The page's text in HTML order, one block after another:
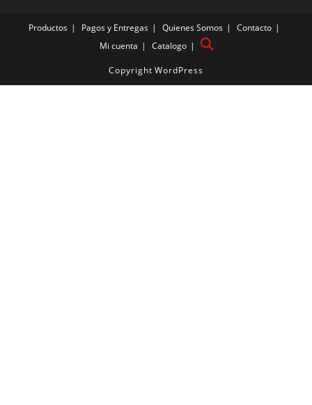
Productos Pagos y Entregas Quienes Somos
Contacto
Mi cuenta
Catalogo
Copyright WordPress